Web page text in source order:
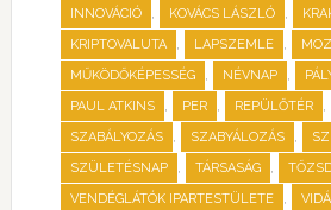
INNOVÁCIÓ , KOVÁCS LÁSZLÓ ,
KRIPTOVALUTA , LAPSZEMLE ,
MŰKÖDŐKÉPESSÉG , NÉVNAP ,
PAUL ATKINS , PER , REPÜLŐTÉR ,
SZABÁLYOZÁS , SZABYÁLOZÁS ,
SZÜLETÉSNAP , TÁRSASÁG ,
VENDÉGLÁTÓK IPARTESTÜLETE ,